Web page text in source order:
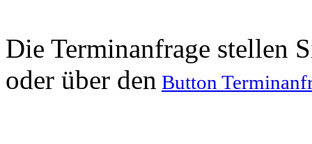
Die Terminanfrage stellen
oder über den Button